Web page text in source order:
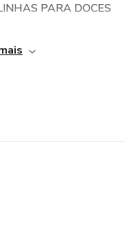
PARA DOCES
irão amar 😍